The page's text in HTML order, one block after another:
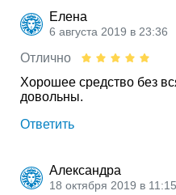
Елена
6 августа 2019 в 23:36
Отлично
Хорошее средство без
довольны.
Ответить
Александра
18 октября 2019 в 11:15